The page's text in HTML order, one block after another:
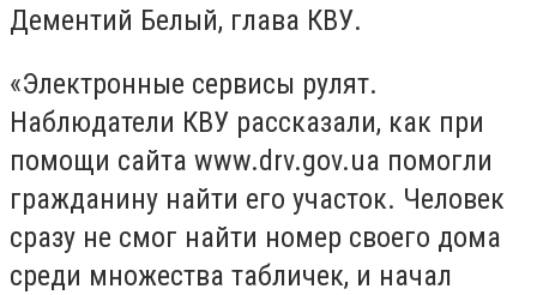
Дементий Белый, глава КВУ.
«Электронные сервисы рулят.
Наблюдатели КВУ рассказали, как при
помощи сайта www.drv.gov.ua помогли
гражданину найти его участок. Человек
сразу не смог найти номер своего дома
среди множества табличек, и начал